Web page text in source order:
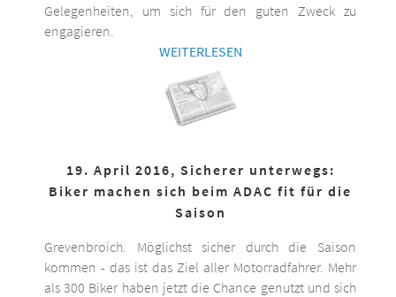
Gelegenheiten, um sich für den guten Zweck zu
engagieren.
WEITERLESEN
19. April 2016, Sicherer unterwegs:
Biker machen sich beim ADAC fit für die
Saison
Grevenbroich. Möglichst sicher durch die Saison
kommen - das ist das Ziel aller Motorradfahrer. Mehr
als 300 Biker haben jetzt die Chance genutzt und sich